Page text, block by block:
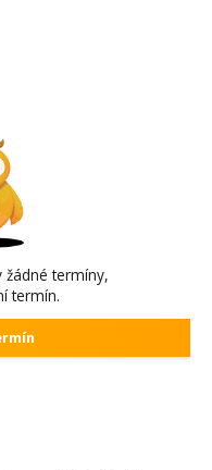
žádné termíny,
termín.